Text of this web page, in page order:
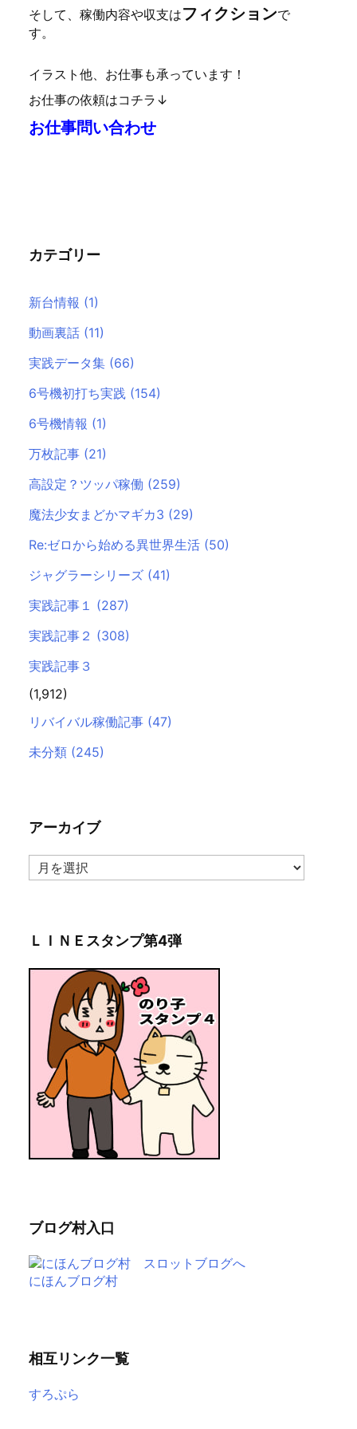
そして、稼働内容や収支はフィクションで
す。
イラスト他、お仕事も承っています！
お仕事の依頼はコチラ↓
お仕事問い合わせ
カテゴリー
新台情報 (1)
動画裏話 (11)
実践データ集 (66)
6号機初打ち実践 (154)
6号機情報 (1)
万枚記事 (21)
高設定？ツッパ稼働 (259)
魔法少女まどかマギカ3 (29)
Re:ゼロから始める異世界生活 (50)
ジャグラーシリーズ (41)
実践記事１ (287)
実践記事２ (308)
実践記事３
(1,912)
リバイバル稼働記事 (47)
未分類 (245)
アーカイブ
ア
ー
ブＬＩＮＥスタンプ第4弾
ブログ村入口
にほんブログ村
相互リンク一覧
すろぷら